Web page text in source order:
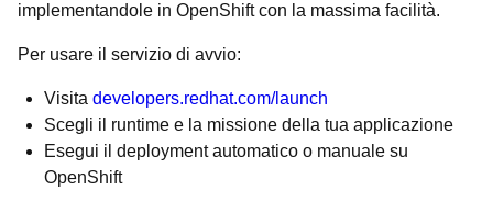
implementandole in OpenShift con la massima facilità.
Per usare il servizio di avvio:
Visita developers.redhat.com/launch
Scegli il runtime e la missione della tua applicazione
Esegui il deployment automatico o manuale su
OpenShift